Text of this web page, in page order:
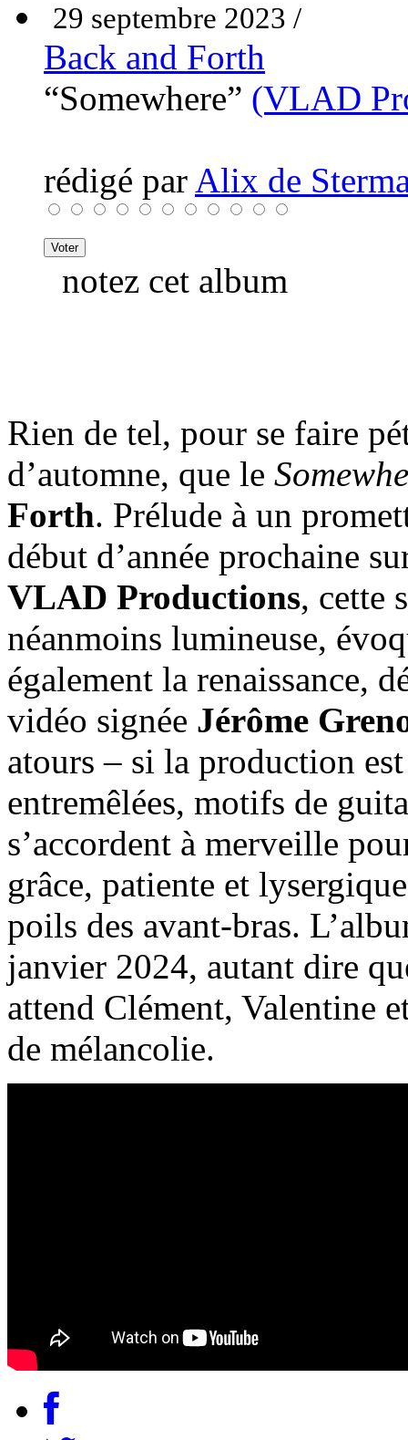
29 septembre 2023 /
Back and Forth
“Somewhere” (VLAD
rédigé par Alix de
notez cet album
Rien de tel, pour se faire
d’automne, que le
Forth. Prélude à un
début d’année prochaine
VLAD Productions, cette
néanmoins lumineuse,
également la renaissance,
vidéo signée Jérôme
atours – si la production
entremêlées, motifs de
s’accordent à merveille
grâce, patiente et
poils des avant-bras.
janvier 2024, autant dire
attend Clément, Valentine
de mélancolie.